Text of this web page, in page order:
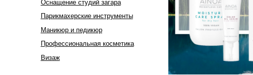
Оснащение студий загара
Парикмахерские инструменты
Маникюр и педикюр
Профессиональная косметика
Визаж